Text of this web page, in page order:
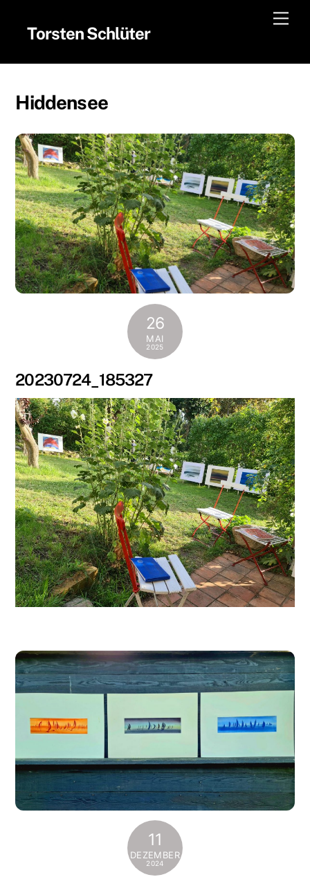
contentTorsten Schlüter
Hiddensee
26
MAI
2025
20230724_185327
11
DEZEMBER
2024